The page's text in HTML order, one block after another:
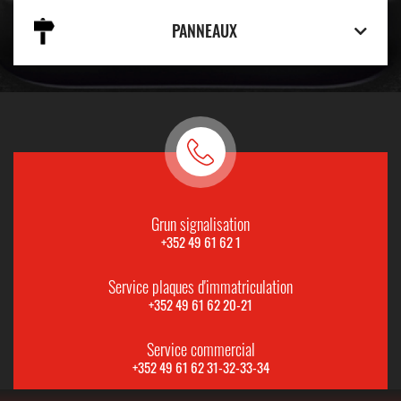
PANNEAUX
Grun signalisation
+352 49 61 62 1
Service plaques d'immatriculation
+352 49 61 62 20-21
Service commercial
+352 49 61 62 31-32-33-34